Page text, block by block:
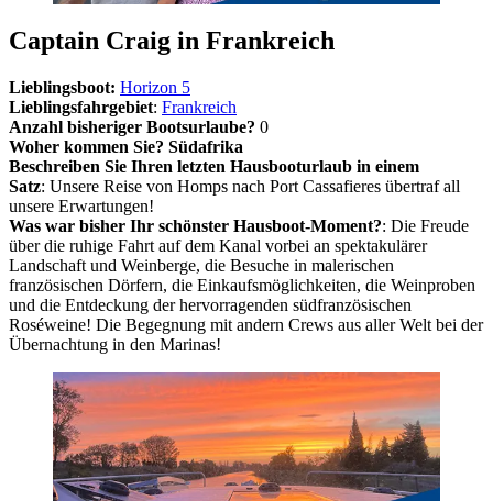
Captain Craig in Frankreich
Lieblingsboot: Horizon 5
Lieblingsfahrgebiet: Frankreich
Anzahl bisheriger Bootsurlaube? 0
Woher kommen Sie? Südafrika
Beschreiben Sie Ihren letzten Hausbooturlaub in einem
Satz: Unsere Reise von Homps nach Port Cassafieres übertraf all
unsere Erwartungen!
Was war bisher Ihr schönster Hausboot-Moment?: Die Freude
über die ruhige Fahrt auf dem Kanal vorbei an spektakulärer
Landschaft und Weinberge, die Besuche in malerischen
französischen Dörfern, die Einkaufsmöglichkeiten, die Weinproben
und die Entdeckung der hervorragenden südfranzösischen
Roséweine! Die Begegnung mit andern Crews aus aller Welt bei der
Übernachtung in den Marinas!